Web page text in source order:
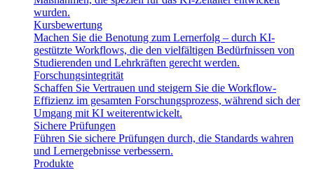
wurden.
Kursbewertung
Machen Sie die Benotung zum Lernerfolg – durch KI-
gestützte Workflows, die den vielfältigen Bedürfnissen von
Studierenden und Lehrkräften gerecht werden.
Forschungsintegrität
Schaffen Sie Vertrauen und steigern Sie die Workflow-
Effizienz im gesamten Forschungsprozess, während sich der
Umgang mit KI weiterentwickelt.
Sichere Prüfungen
Führen Sie sichere Prüfungen durch, die Standards wahren
und Lernergebnisse verbessern.
Produkte